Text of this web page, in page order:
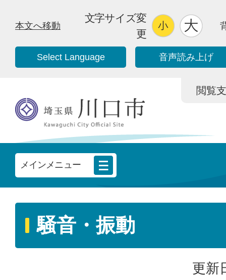
本文へ移動
文字サイズ変
更
Select Language 音声読み上げ
閲覧
メインメニュー
騒音・振動
更新